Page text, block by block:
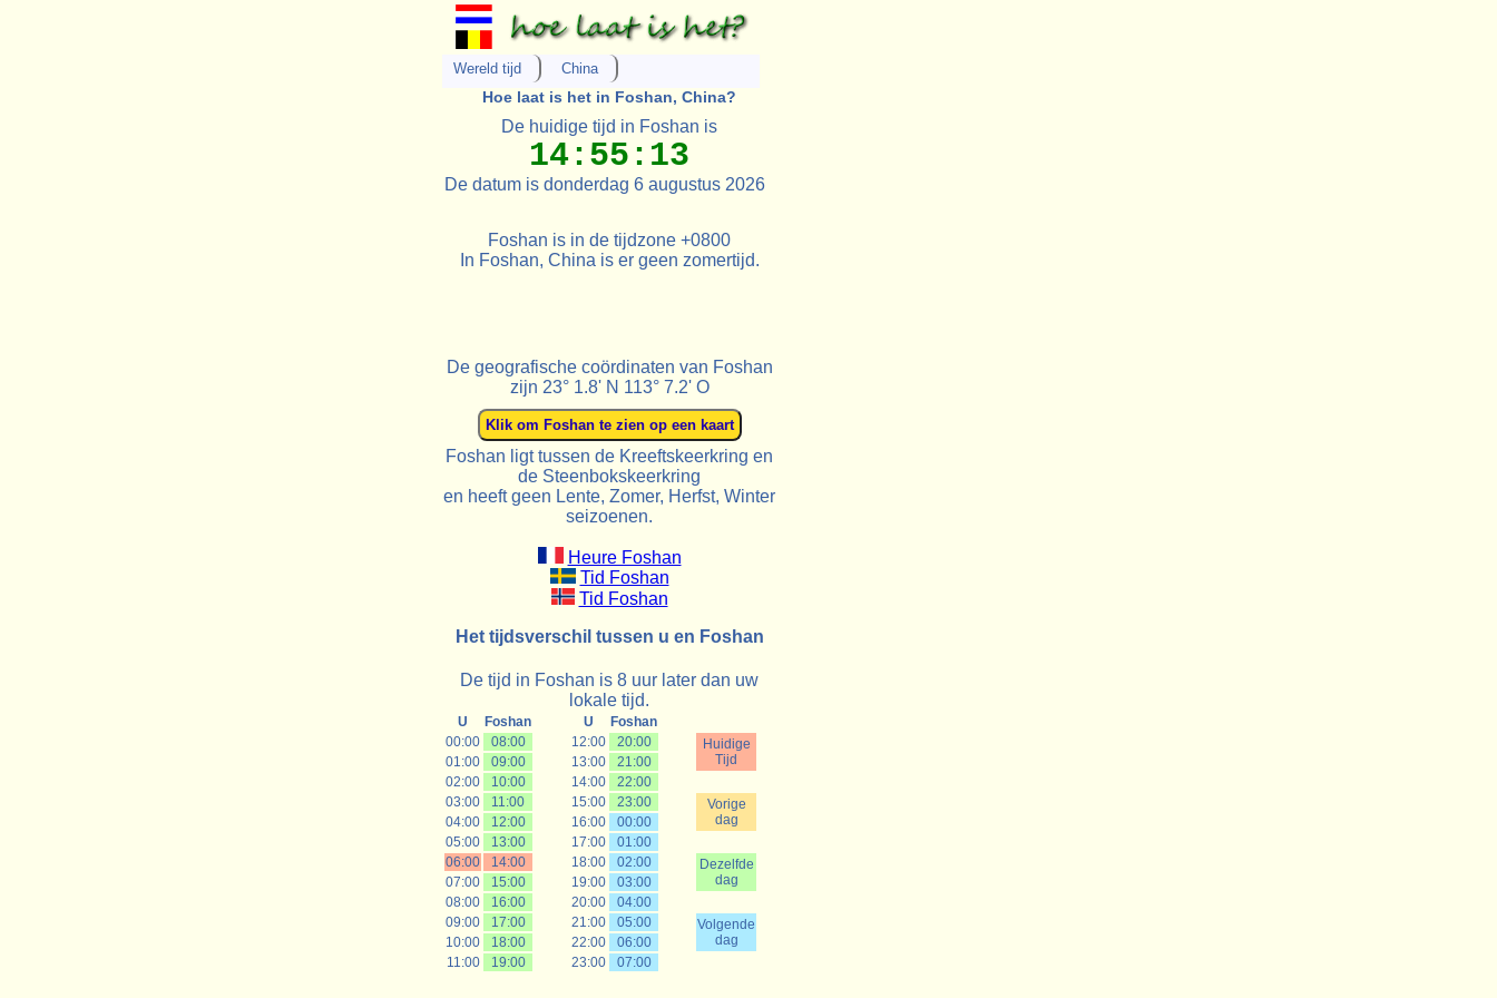
Wereld tijd China
Hoe laat is het in Foshan, China?
De huidige tijd in Foshan is
14:55:13
De datum is donderdag 6 augustus 2026
Foshan is in de tijdzone +0800
In Foshan, China is er geen zomertijd.
De geografische coördinaten van Foshan
zijn 23° 1.8' N 113° 7.2' O
Foshan ligt tussen de Kreeftskeerkring en
de Steenbokskeerkring
en heeft geen Lente, Zomer, Herfst, Winter
seizoenen.
Heure Foshan
Tid Foshan
Tid Foshan
Het tijdsverschil tussen u en Foshan
De tijd in Foshan is 8 uur later dan uw
lokale tijd.
U Foshan U
Foshan
00:00
08:00 12:00 20:00
Huidige
Tijd
01:00 09:00 13:00
21:00
02:00
10:00 14:00
22:00
03:00
11:00 15:00 23:00
Vorige
dag
04:00 12:00 16:00
00:00
05:00
13:00 17:00
01:00
06:00
14:00 18:00 02:00
Dezelfde
dag
07:00 15:00 19:00
03:00
08:00
16:00 20:00
04:00
09:00
17:00 21:00 05:00
Volgende
dag
10:00 18:00 22:00
06:00
11:00
19:00 23:00 07:00